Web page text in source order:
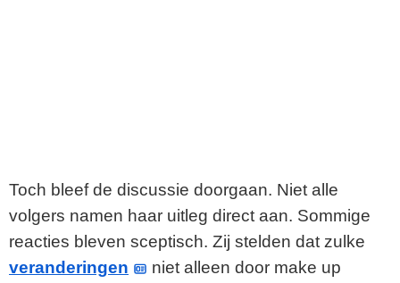
Toch bleef de discussie doorgaan. Niet alle
volgers namen haar uitleg direct aan. Sommige
reacties bleven sceptisch. Zij stelden dat zulke
veranderingen
niet alleen door make up